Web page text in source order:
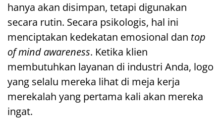
hanya akan disimpan, tetapi digunakan
secara rutin. Secara psikologis, hal ini
menciptakan kedekatan emosional dan top
of mind awareness. Ketika klien
membutuhkan layanan di industri Anda, logo
yang selalu mereka lihat di meja kerja
merekalah yang pertama kali akan mereka
ingat.